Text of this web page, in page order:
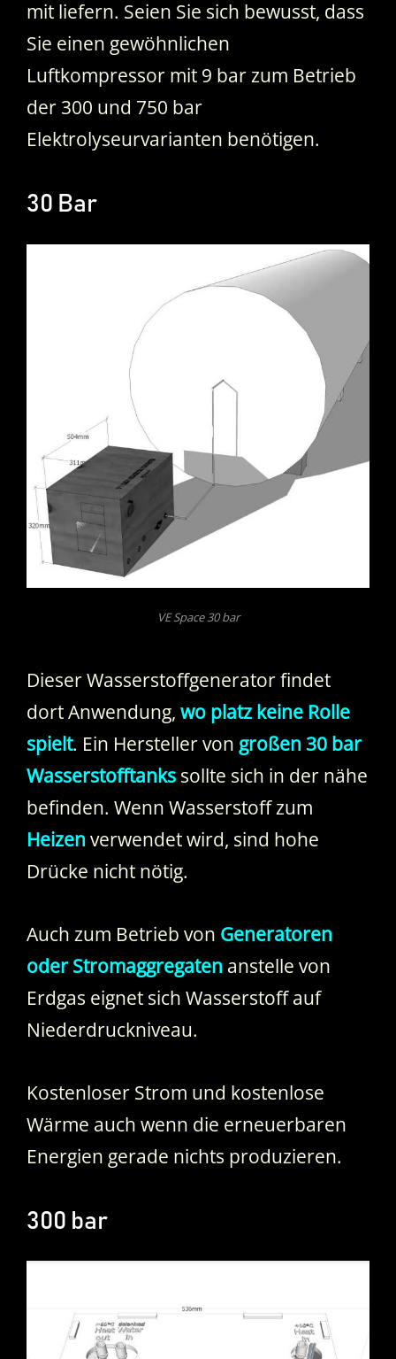
mit liefern. Seien Sie sich bewusst, dass
Sie einen gewöhnlichen
Luftkompressor mit 9 bar zum Betrieb
der 300 und 750 bar
Elektrolyseurvarianten benötigen.
30 Bar
VE Space 30 bar
Dieser Wasserstoffgenerator findet
dort Anwendung, wo platz keine Rolle
spielt. Ein Hersteller von großen 30 bar
Wasserstofftanks sollte sich in der nähe
befinden. Wenn Wasserstoff zum
Heizen verwendet wird, sind hohe
Drücke nicht nötig.
Auch zum Betrieb von Generatoren
oder Stromaggregaten anstelle von
Erdgas eignet sich Wasserstoff auf
Niederdruckniveau.
Kostenloser Strom und kostenlose
Wärme auch wenn die erneuerbaren
Energien gerade nichts produzieren.
300 bar